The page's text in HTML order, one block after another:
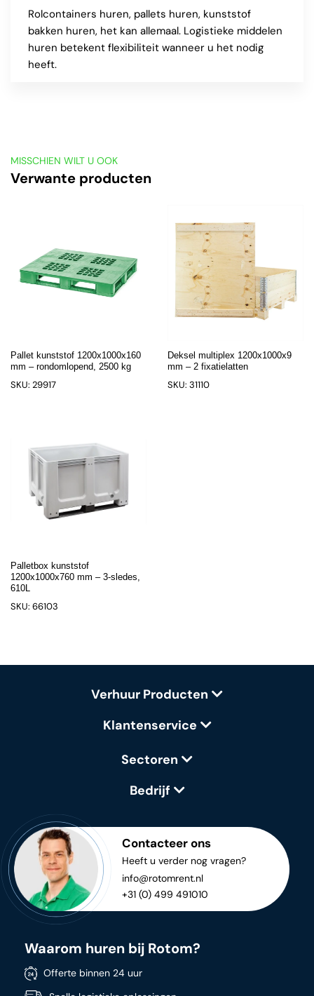
Rolcontainers huren, pallets huren, kunststof
bakken huren, het kan allemaal. Logistieke middelen
huren betekent flexibiliteit wanneer u het nodig
heeft.
MISSCHIEN WILT U OOK
Verwante producten
Pallet kunststof 1200x1000x160
mm – rondomlopend, 2500 kg
SKU: 29917
Deksel multiplex 1200x1000x9
mm – 2 fixatielatten
SKU: 31110
Palletbox kunststof
1200x1000x760 mm – 3-sledes,
610L
SKU: 66103
Verhuur Producten
Klantenservice
Sectoren
Bedrijf
Contacteer ons
Heeft u verder nog vragen?
info@rotomrent.nl
+31 (0) 499 491010
Waarom huren bij Rotom?
Offerte binnen 24 uur